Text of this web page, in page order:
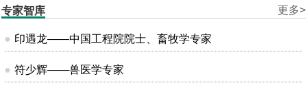
更多>
专家智库
印遇龙——中国工程院院士、畜牧学专家
符少辉——兽医学专家